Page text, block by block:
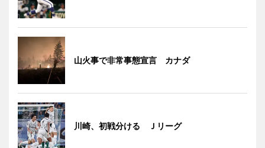
山火事で非常事態宣言 カナダ
川崎、初戦分ける Ｊリーグ